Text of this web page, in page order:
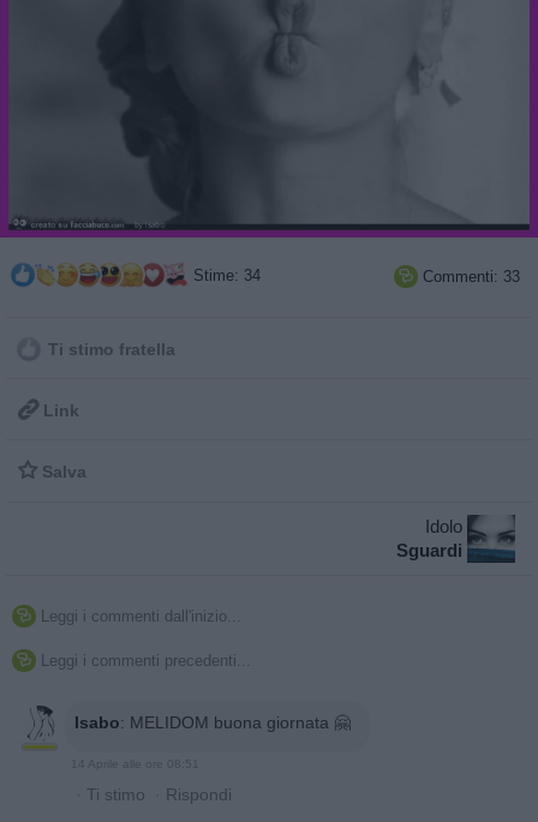
Stime: 34  Commenti: 33
Ti stimo fratella
 Link
 Salva
Idolo
Sguardi
 Leggi i commenti dall'inizio...
 Leggi i commenti precedenti...
Isabo: MELIDOM buona giornata 🤗
14 Aprile alle ore 08:51
· Ti stimo · Rispondi